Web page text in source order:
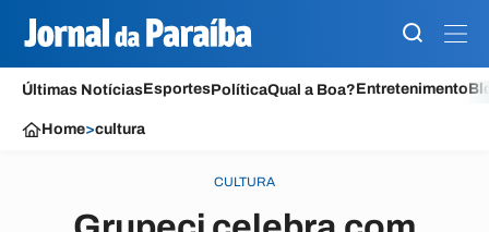
Últimas NotíciasEsportesPolíticaQual a Boa?Entretenimento
Home>cultura
CULTURA